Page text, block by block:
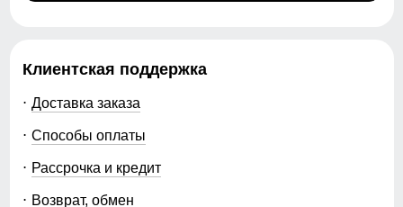
Клиентская поддержка
Доставка заказа
Способы оплаты
Рассрочка и кредит
Возврат, обмен